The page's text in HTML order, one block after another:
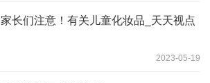
家长们注意！有关儿童化妆品_天天视点
2023-05-19